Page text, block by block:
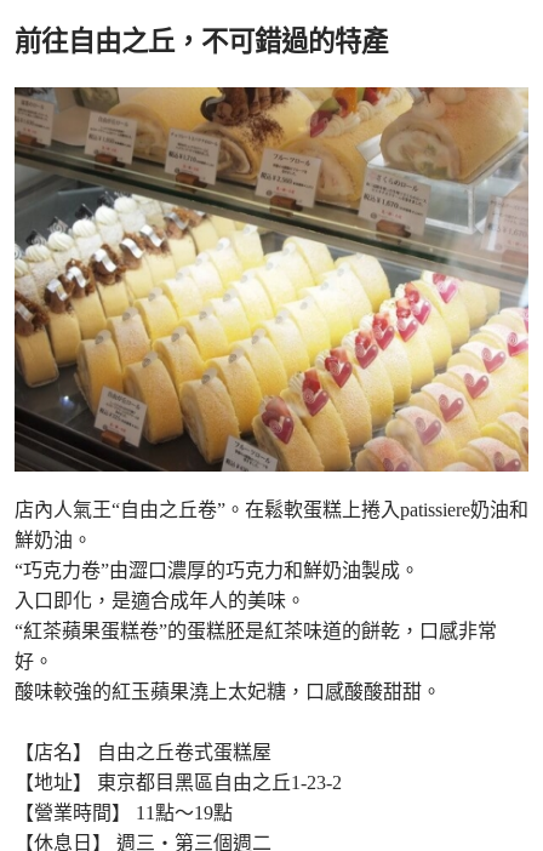
前往自由之丘，不可錯過的特產
店內人氣王“自由之丘卷”。在鬆軟蛋糕上捲入patissiere奶油和
鮮奶油。
“巧克力卷”由澀口濃厚的巧克力和鮮奶油製成。
入口即化，是適合成年人的美味。
“紅茶蘋果蛋糕卷”的蛋糕胚是紅茶味道的餅乾，口感非常
好。
酸味較強的紅玉蘋果澆上太妃糖，口感酸酸甜甜。
【店名】 自由之丘卷式蛋糕屋
【地址】 東京都目黑區自由之丘1-23-2
【營業時間】 11點～19點
【休息日】 週三・第三個週二